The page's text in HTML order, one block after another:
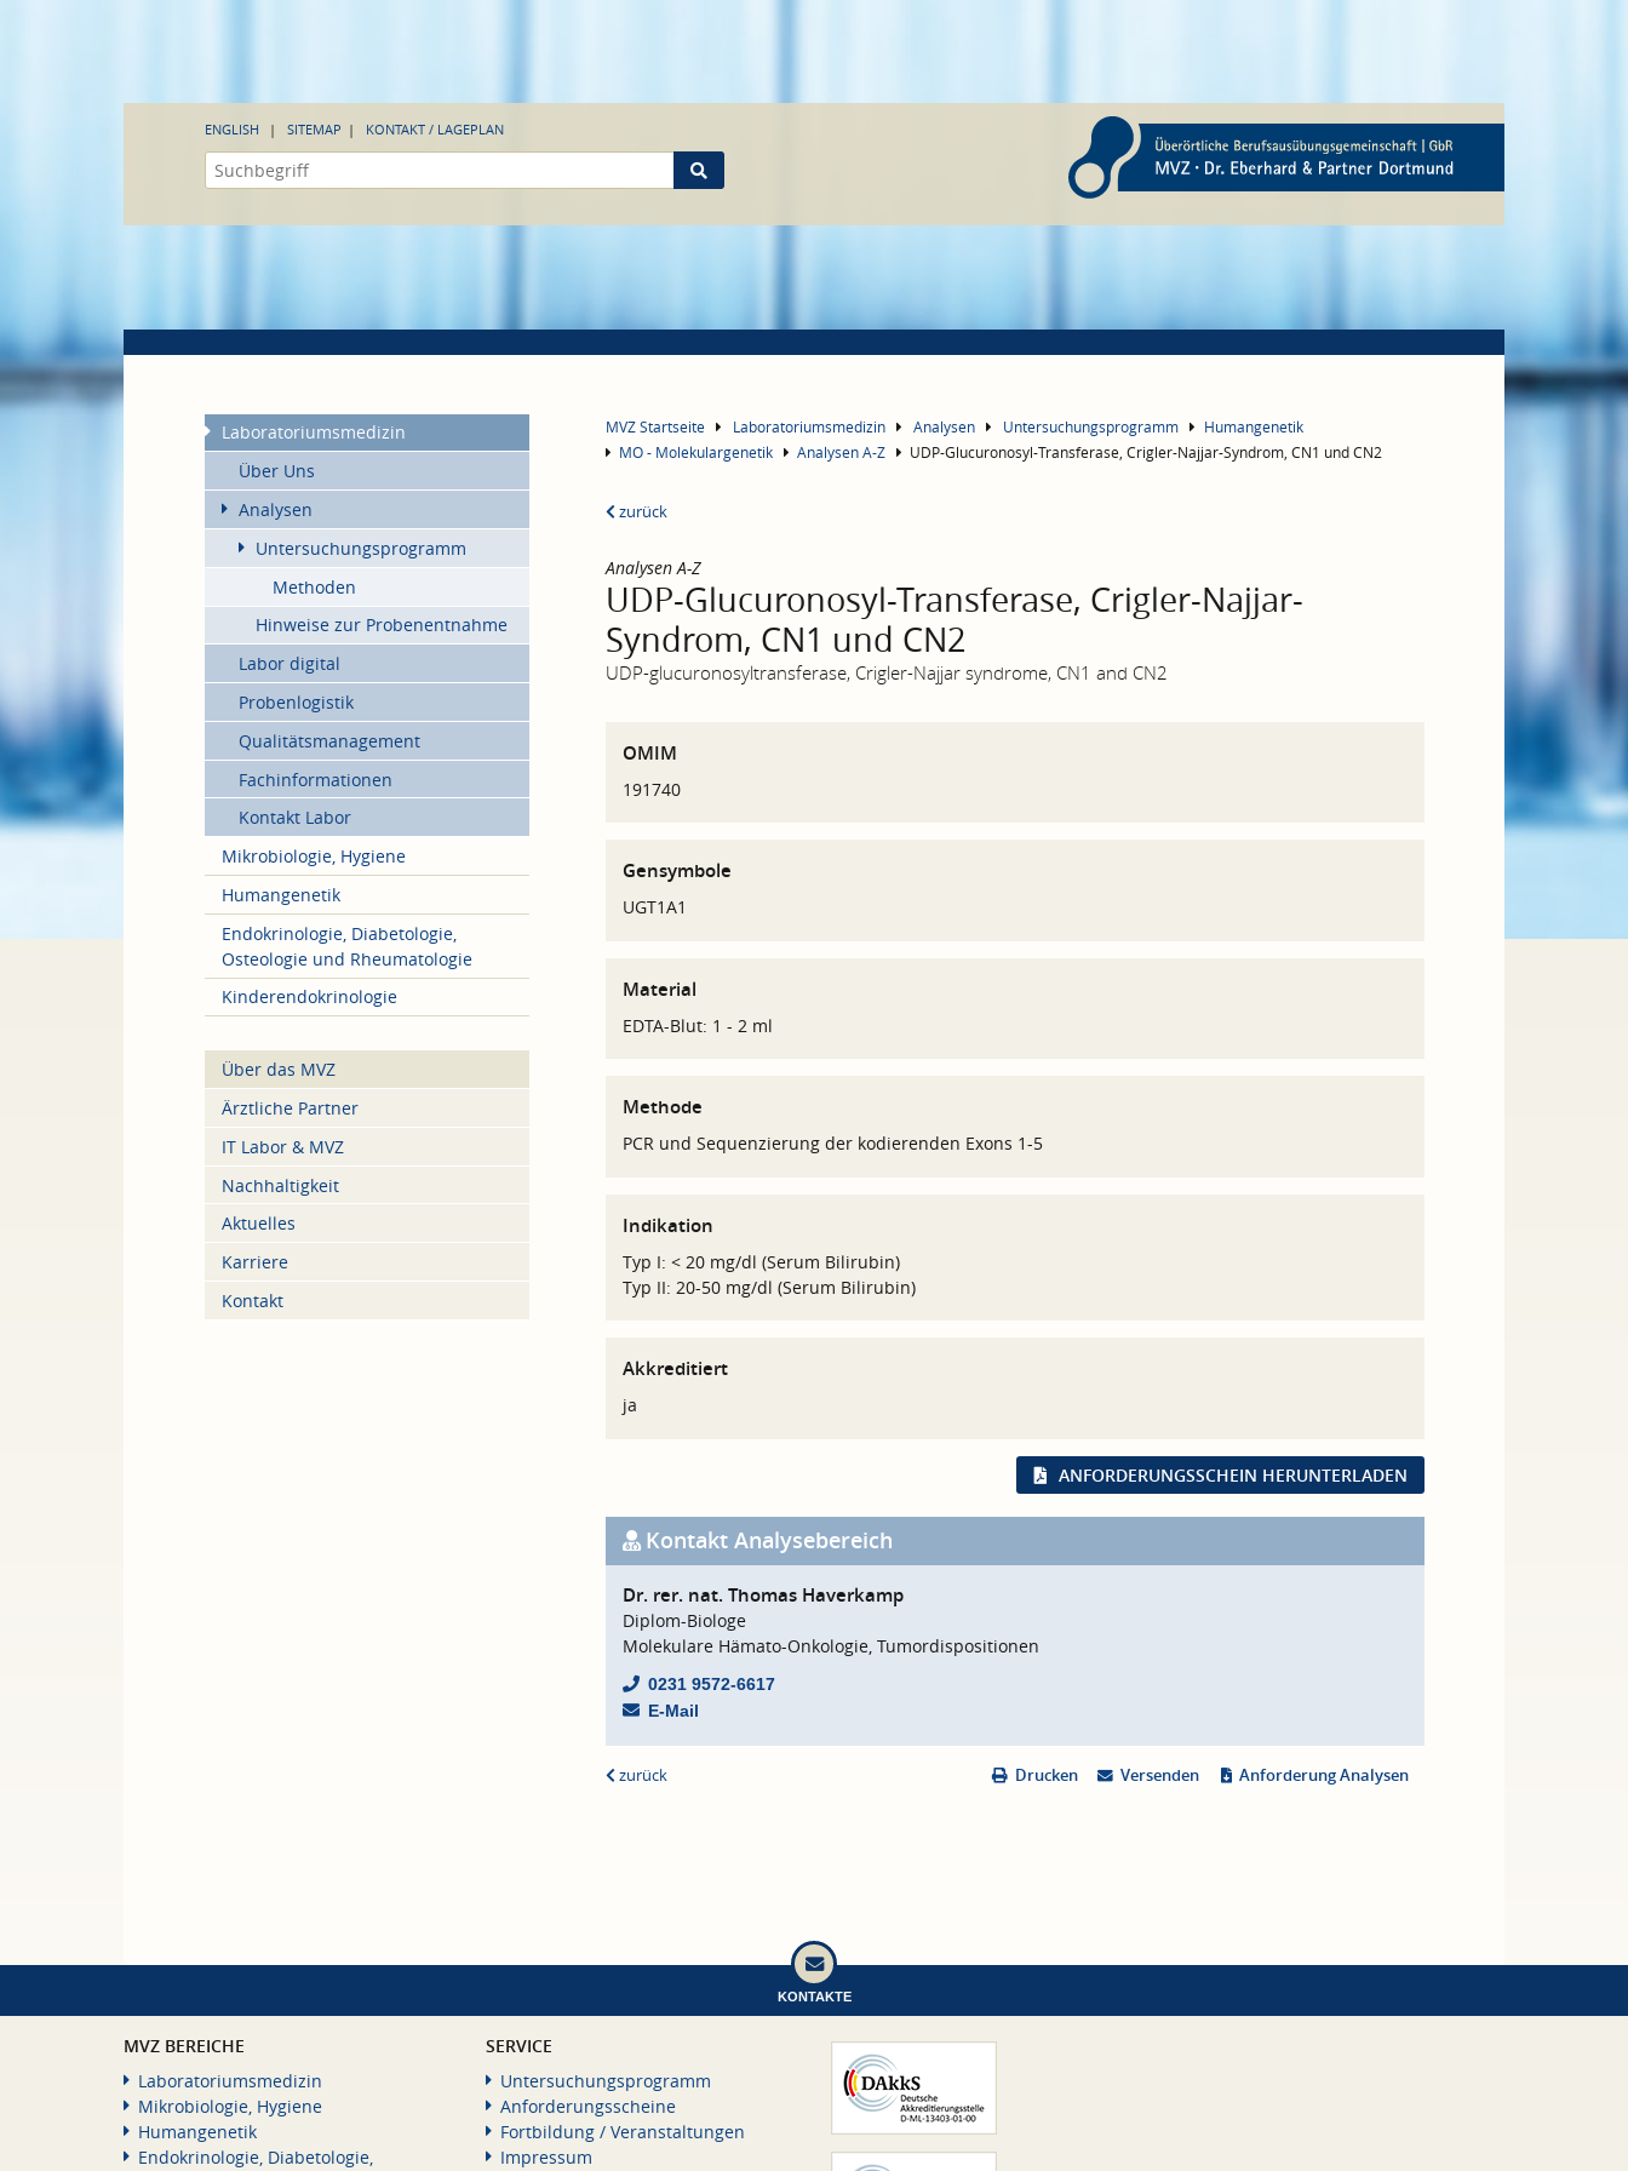
ENGLISH SITEMAP KONTAKT / LAGEPLAN
Laboratoriumsmedizin
Über Uns
Analysen
Untersuchungsprogramm
Methoden
Hinweise zur Probenentnahme
Labor digital
Probenlogistik
Qualitätsmanagement
Fachinformationen
Kontakt Labor
Mikrobiologie, Hygiene
Humangenetik
Endokrinologie, Diabetologie,
Osteologie und Rheumatologie
Kinderendokrinologie
Über das MVZ
Ärztliche Partner
IT Labor & MVZ
Nachhaltigkeit
Aktuelles
Karriere
Kontakt
MVZ Startseite Laboratoriumsmedizin Analysen Untersuchungsprogramm
Humangenetik
MO - Molekulargenetik
Analysen A-Z UDP-Glucuronosyl-Transferase, Crigler-Najjar-Syndrom, CN1 und CN2
zurück
Analysen A-Z
UDP-Glucuronosyl-Transferase, Crigler-Najjar-
Syndrom, CN1 und CN2
UDP-glucuronosyltransferase, Crigler-Najjar syndrome, CN1 and CN2
OMIM
191740
Gensymbole
UGT1A1
Material
EDTA-Blut: 1 - 2 ml
Methode
PCR und Sequenzierung der kodierenden Exons 1-5
Indikation
Typ I: < 20 mg/dl (Serum Bilirubin)
Typ II: 20-50 mg/dl (Serum Bilirubin)
Akkreditiert
ja
ANFORDERUNGSSCHEIN HERUNTERLADEN
Kontakt Analysebereich
Dr. rer. nat. Thomas Haverkamp
Diplom-Biologe
Molekulare Hämato-Onkologie, Tumordispositionen
0231 9572-6617
E-Mail
Drucken Versenden Anforderung Analysen
zurück
KONTAKTE
MVZ BEREICHE
Laboratoriumsmedizin
Mikrobiologie, Hygiene
Humangenetik
Endokrinologie, Diabetologie,
SERVICE
Untersuchungsprogramm
Anforderungsscheine
Fortbildung / Veranstaltungen
Impressum